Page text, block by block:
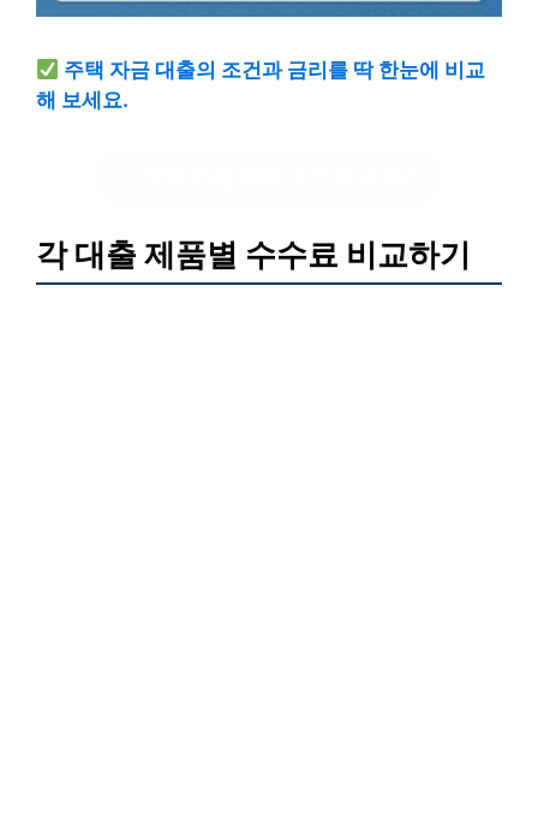
주택 자금 대출의 조건과 금리를 딱 한눈에 비교
해 보세요.
각 대출 제품별 수수료 비교하기